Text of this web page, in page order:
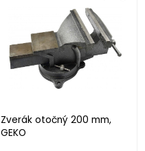
Zverák otočný 200 mm,
GEKO